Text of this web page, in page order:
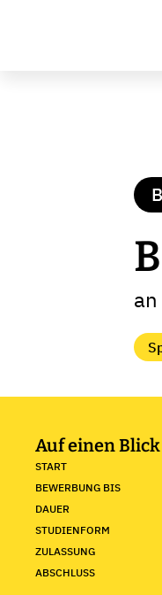
Auf einen Blick
START
BEWERBUNG BIS
DAUER
STUDIENFORM
ZULASSUNG
ABSCHLUSS